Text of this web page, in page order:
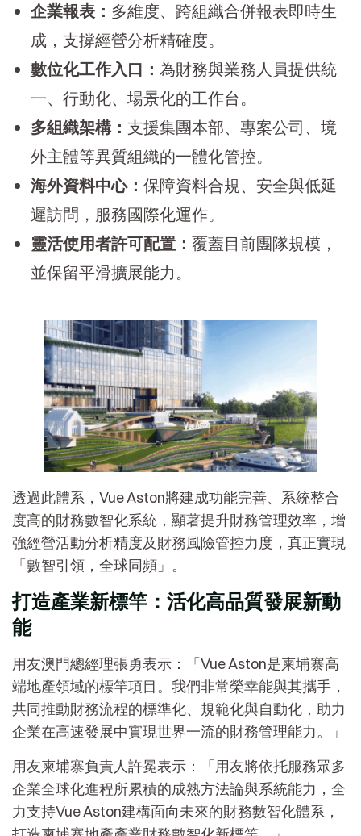
企業報表： 多維度、跨組織合併報表即時生
成，支撐經營分析精確度。
數位化工作入口： 為財務與業務人員提供統
一、行動化、場景化的工作台。
多組織架構： 支援集團本部、專案公司、境
外主體等異質組織的一體化管控。
海外資料中心： 保障資料合規、安全與低延
遲訪問，服務國際化運作。
靈活使用者許可配置： 覆蓋目前團隊規模，
並保留平滑擴展能力。
透過此體系，Vue Aston將建成功能完善、系統整合
度高的財務數智化系統，顯著提升財務管理效率，增
強經營活動分析精度及財務風險管控力度，真正實現
「數智引領，全球同頻」。
打造產業新標竿：活化高品質發展新動
能
用友澳門總經理張勇表示：「Vue Aston是柬埔寨高
端地產領域的標竿項目。我們非常榮幸能與其攜手，
共同推動財務流程的標準化、規範化與自動化，助力
企業在高速發展中實現世界一流的財務管理能力。」
用友柬埔寨負責人許冕表示：「用友將依托服務眾多
企業全球化進程所累積的成熟方法論與系統能力，全
力支持Vue Aston建構面向未來的財務數智化體系，